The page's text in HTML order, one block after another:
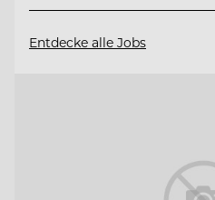
Entdecke alle Jobs